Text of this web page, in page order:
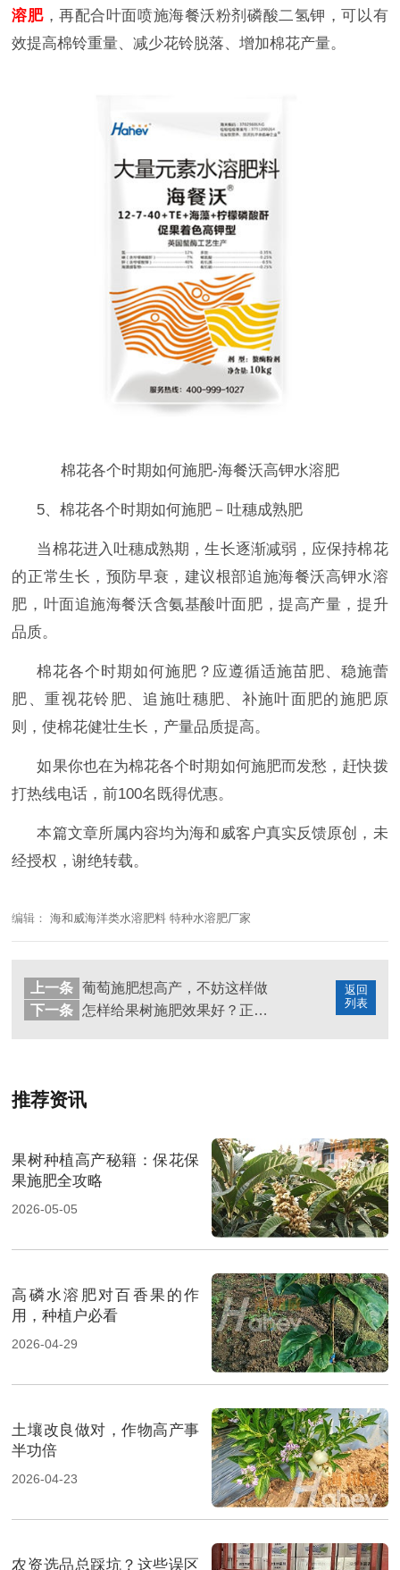
溶肥，再配合叶面喷施海餐沃粉剂磷酸二氢钾，可以有
效提高棉铃重量、减少花铃脱落、增加棉花产量。
棉花各个时期如何施肥-海餐沃高钾水溶肥
5、棉花各个时期如何施肥－吐穗成熟肥
当棉花进入吐穗成熟期，生长逐渐减弱，应保持棉花
的正常生长，预防早衰，建议根部追施海餐沃高钾水溶
肥，叶面追施海餐沃含氨基酸叶面肥，提高产量，提升
品质。
棉花各个时期如何施肥？应遵循适施苗肥、稳施蕾
肥、重视花铃肥、追施吐穗肥、补施叶面肥的施肥原
则，使棉花健壮生长，产量品质提高。
如果你也在为棉花各个时期如何施肥而发愁， 赶快拨
打热线电话，前100名既得优惠。
本篇文章所属内容均为海和威客户真实反馈原创，未
经授权，谢绝转载。
编辑：海和威海洋类水溶肥料 特种水溶肥厂家
返回
列表
上一条
葡萄施肥想高产，不妨这样做
下一条
怎样给果树施肥效果好？正确施肥连年丰收
推荐资讯
果树种植高产秘籍：保花保
果施肥全攻略
2026-05-05
高磷水溶肥对百香果的作
用，种植户必看
2026-04-29
土壤改良做对，作物高产事
半功倍
2026-04-23
农资选品总踩坑？这些误区